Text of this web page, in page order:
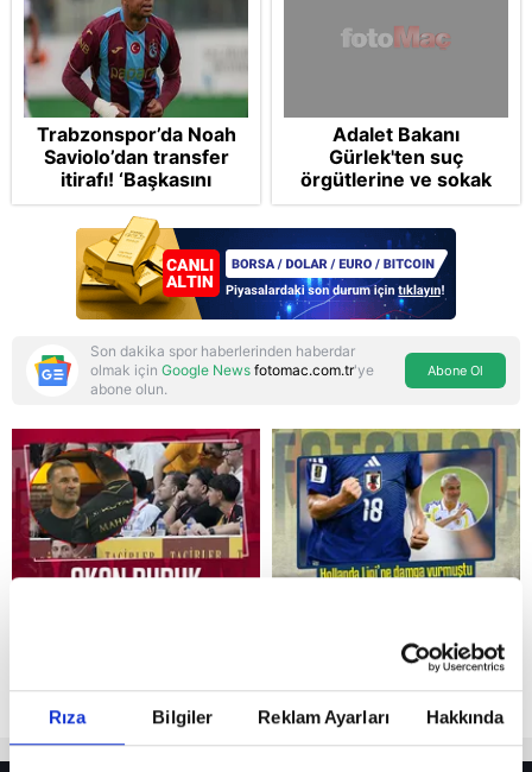
Rıza Bilgiler Reklam Ayarları Hakkında
Reddet
Trabzonspor’da Noah
Saviolo’dan transfer
itirafı! ‘Başkasını
izlemeye geldi’
Adalet Bakanı
Gürlek'ten suç
örgütlerine ve sokak
çetelerine net mesaj:
"Devlet tepenize
binecek"
Son dakika spor haberlerinden haberdar
olmak için Google News fotomac.com.tr'ye
abone olun.
Abone Ol